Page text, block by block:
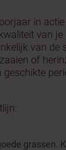
in
van je
van de
of
grassen.